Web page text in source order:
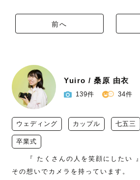
前へ
Yuiro / 桑原 由衣
139件 34件
ウェディング カップル 七五三
卒業式
『 たくさんの人を笑顔にしたい 』
その想いでカメラを持っています。